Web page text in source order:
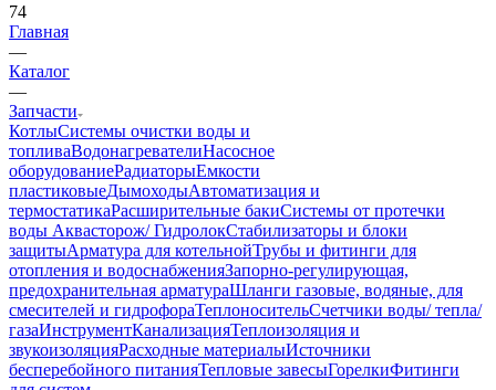
74
Главная
—
Каталог
—
Запчасти
КотлыСистемы очистки воды и
топливаВодонагревателиНасосное
оборудованиеРадиаторыЕмкости
пластиковыеДымоходыАвтоматизация и
термостатикаРасширительные бакиСистемы от протечки
воды Аквасторож/ ГидролокСтабилизаторы и блоки
защитыАрматура для котельнойТрубы и фитинги для
отопления и водоснабженияЗапорно-регулирующая,
предохранительная арматураШланги газовые, водяные, для
смесителей и гидрофораТеплоносительСчетчики воды/ тепла/
газаИнструментКанализацияТеплоизоляция и
звукоизоляцияРасходные материалыИсточники
бесперебойного питанияТепловые завесыГорелкиФитинги